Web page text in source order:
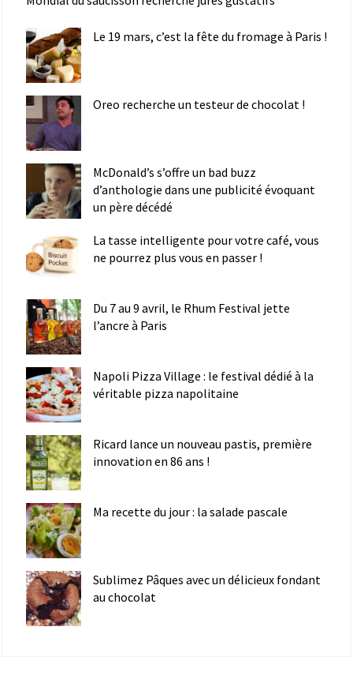
Le 19 mars, c’est la fête du fromage à Paris !
Oreo recherche un testeur de chocolat !
McDonald’s s’offre un bad buzz
d’anthologie dans une publicité évoquant
un père décédé
La tasse intelligente pour votre café, vous
ne pourrez plus vous en passer !
Du 7 au 9 avril, le Rhum Festival jette
l’ancre à Paris
Napoli Pizza Village : le festival dédié à la
véritable pizza napolitaine
Ricard lance un nouveau pastis, première
innovation en 86 ans !
Ma recette du jour : la salade pascale
Sublimez Pâques avec un délicieux fondant
au chocolat